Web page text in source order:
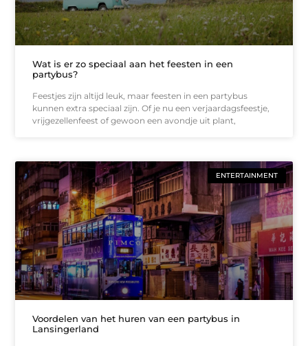
Wat is er zo speciaal aan het feesten in een
partybus?
Feestjes zijn altijd leuk, maar feesten in een partybus
kunnen extra speciaal zijn. Of je nu een verjaardagsfeestje,
vrijgezellenfeest of gewoon een avondje uit plant,
ENTERTAINMENT
Voordelen van het huren van een partybus in
Lansingerland